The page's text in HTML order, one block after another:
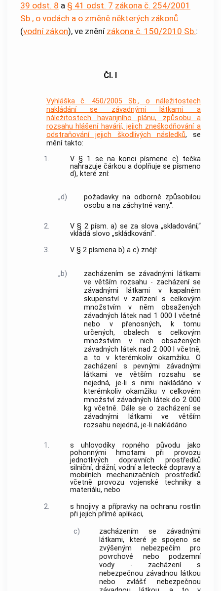
39 odst. 8 a § 41 odst. 7 zákona č. 254/2001
Sb., o vodách a o změně některých zákonů
(vodní zákon), ve znění zákona č. 150/2010 Sb.:
Čl. I
Vyhláška č. 450/2005 Sb., o náležitostech
nakládání se závadnými látkami a
náležitostech havarijního plánu, způsobu a
rozsahu hlášení havárií, jejich zneškodňování a
odstraňování jejich škodlivých následků, se
mění takto:
1.
V § 1 se na konci písmene c) tečka
nahrazuje čárkou a doplňuje se písmeno
d), které zní:
„d)
požadavky na odborně způsobilou
osobu a na záchytné vany.“.
2.
V § 2 písm. a) se za slova „skladování,“
vkládá slovo „skládkování“.
3.
V § 2 písmena b) a c) znějí:
„b)
zacházením se závadnými látkami
ve větším rozsahu - zacházení se
závadnými látkami v kapalném
skupenství v zařízení s celkovým
množstvím v něm obsažených
závadných látek nad 1 000 l včetně
nebo v přenosných, k tomu
určených, obalech s celkovým
množstvím v nich obsažených
závadných látek nad 2 000 l včetně,
a to v kterémkoliv okamžiku. O
zacházení s pevnými závadnými
látkami ve větším rozsahu se
nejedná, je-li s nimi nakládáno v
kterémkoliv okamžiku v celkovém
množství závadných látek do 2 000
kg včetně. Dále se o zacházení se
závadnými látkami ve větším
rozsahu nejedná, je-li nakládáno
1.
s uhlovodíky ropného původu jako
pohonnými hmotami při provozu
jednotlivých dopravních prostředků
silniční, drážní, vodní a letecké dopravy a
mobilních mechanizačních prostředků
včetně provozu vojenské techniky a
materiálu, nebo
2.
s hnojivy a přípravky na ochranu rostlin
při jejich přímé aplikaci,
c)
zacházením se závadnými
látkami, které je spojeno se
zvýšeným nebezpečím pro
povrchové nebo podzemní
vody - zacházení s
nebezpečnou závadnou látkou
nebo zvlášť nebezpečnou